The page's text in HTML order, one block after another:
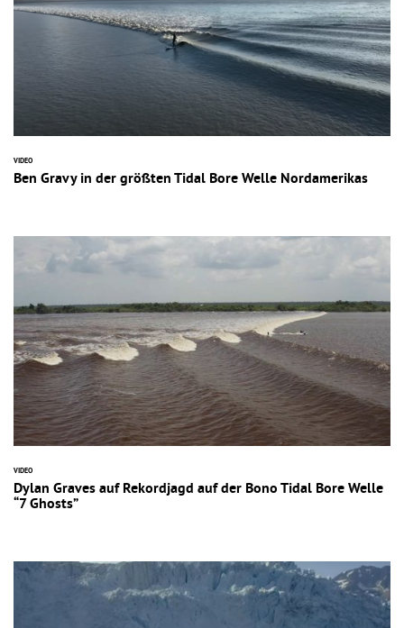
VIDEO
Ben Gravy in der größten Tidal Bore Welle Nordamerikas
VIDEO
Dylan Graves auf Rekordjagd auf der Bono Tidal Bore Welle
“7 Ghosts”